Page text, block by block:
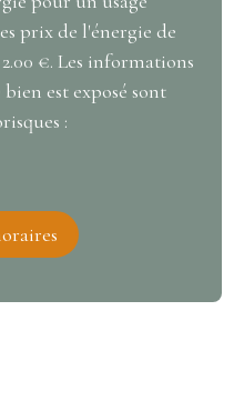
prix de l'énergie de
€. Les informations
est exposé sont
: